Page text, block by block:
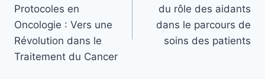
l’article
Protocoles en
Oncologie : Vers une
Révolution dans le
Traitement du Cancer
du rôle des aidants
dans le parcours de
soins des patients